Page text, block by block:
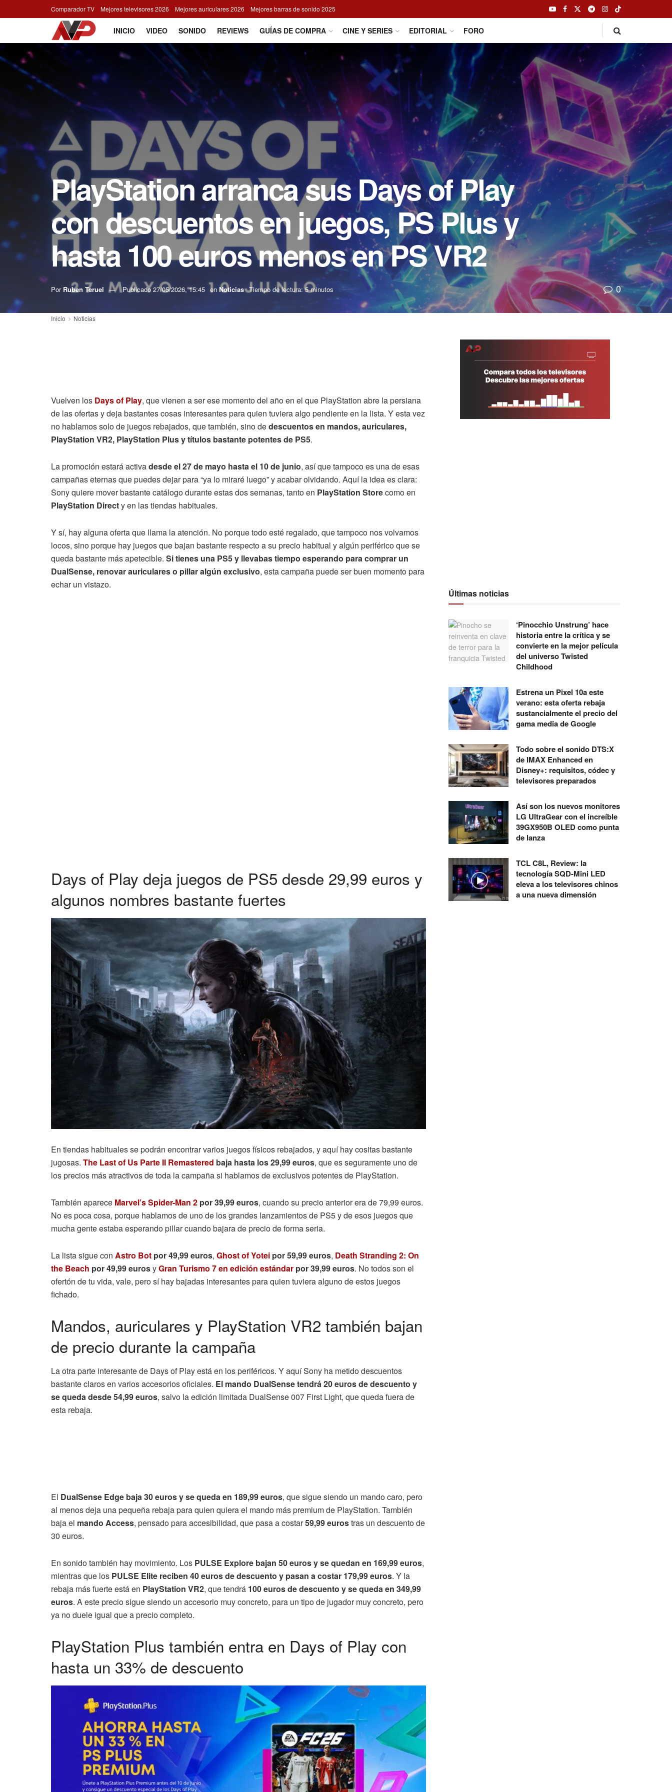
Comparador TV Mejores televisores 2026 Mejores auriculares 2026 Mejores barras de sonido 2025
INICIO VIDEO SONIDO REVIEWS GUÍAS DE COMPRA CINE Y SERIES EDITORIAL FORO
PlayStation arranca sus Days of Play
con descuentos en juegos, PS Plus y
hasta 100 euros menos en PS VR2
Por Ruben Teruel Publicado27/05/2026, 15:45 en Noticias Tiempo de lectura: 5 minutos 0
Inicio Noticias
Vuelven los Days of Play, que vienen a ser ese momento del año en el que PlayStation abre la persiana
de las ofertas y deja bastantes cosas interesantes para quien tuviera algo pendiente en la lista. Y esta vez
no hablamos solo de juegos rebajados, que también, sino dedescuentos en mandos, auriculares,
PlayStation VR2, PlayStation Plus y títulos bastante potentes de PS5.
La promoción estará activadesde el 27 de mayo hasta el 10 de junio, así que tampoco es una de esas
campañas eternas que puedes dejar para “ya lo miraré luego” y acabar olvidando. Aquí la idea es clara:
Sony quiere mover bastante catálogo durante estas dos semanas, tanto en PlayStation Storecomo en
PlayStation Directy en las tiendas habituales.
Y sí, hay alguna oferta que llama la atención. No porque todo esté regalado, que tampoco nos volvamos
locos, sino porque hay juegos que bajan bastante respecto a su precio habitual y algún periférico que se
queda bastante más apetecible. Si tienes una PS5 y llevabas tiempo esperando para comprar un
DualSense, renovar auriculares o pillar algún exclusivo, esta campaña puede ser buen momento para
echar un vistazo.
Days of Play deja juegos de PS5 desde 29,99 euros y
algunos nombres bastante fuertes
En tiendas habituales se podrán encontrar varios juegos físicos rebajados, y aquí hay cositas bastante
jugosas. The Last of Us Parte II Remastered baja hasta los 29,99 euros, que es seguramente uno de
los precios más atractivos de toda la campaña si hablamos de exclusivos potentes de PlayStation.
También aparece Marvel’s Spider-Man 2 por 39,99 euros, cuando su precio anterior era de 79,99 euros.
No es poca cosa, porque hablamos de uno de los grandes lanzamientos de PS5 y de esos juegos que
mucha gente estaba esperando pillar cuando bajara de precio de forma seria.
La lista sigue con Astro Bot por 49,99 euros, Ghost of Yotei por 59,99 euros, Death Stranding 2: On
the Beach por 49,99 eurosyGran Turismo 7 en edición estándar por 39,99 euros. No todos son el
ofertón de tu vida, vale, pero sí hay bajadas interesantes para quien tuviera alguno de estos juegos
fichado.
Mandos, auriculares y PlayStation VR2 también bajan
de precio durante la campaña
La otra parte interesante de Days of Play está en los periféricos. Y aquí Sony ha metido descuentos
bastante claros en varios accesorios oficiales. El mando DualSense tendrá 20 euros de descuento y
se queda desde 54,99 euros, salvo la edición limitada DualSense 007 First Light, que queda fuera de
esta rebaja.
El DualSense Edge baja 30 euros y se queda en 189,99 euros, que sigue siendo un mando caro, pero
al menos deja una pequeña rebaja para quien quiera el mando más premium de PlayStation. También
baja el mando Access, pensado para accesibilidad, que pasa a costar59,99 eurostras un descuento de
30 euros.
En sonido también hay movimiento. Los PULSE Explore bajan 50 euros y se quedan en 169,99 euros,
mientras que los PULSE Elite reciben 40 euros de descuento y pasan a costar 179,99 euros. Y la
rebaja más fuerte está en PlayStation VR2, que tendrá 100 euros de descuento y se queda en 349,99
euros. A este precio sigue siendo un accesorio muy concreto, para un tipo de jugador muy concreto, pero
ya no duele igual que a precio completo.
PlayStation Plus también entra en Days of Play con
hasta un 33% de descuento
Últimas noticias
‘Pinocchio Unstrung’ hace
historia entre la crítica y se
convierte en la mejor película
del universo Twisted
Childhood
Estrena un Pixel 10a este
verano: esta oferta rebaja
sustancialmente el precio del
gama media de Google
Todo sobre el sonido DTS:X
de IMAX Enhanced en
Disney+: requisitos, códec y
televisores preparados
Así son los nuevos monitores
LG UltraGear con el increíble
39GX950B OLED como punta
de lanza
TCL C8L, Review: la
tecnología SQD-Mini LED
eleva a los televisores chinos
a una nueva dimensión